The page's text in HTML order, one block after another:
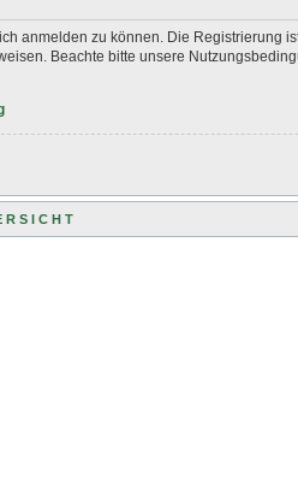
anmelden zu können. Die
Beachte bitte unsere
R S I C H T